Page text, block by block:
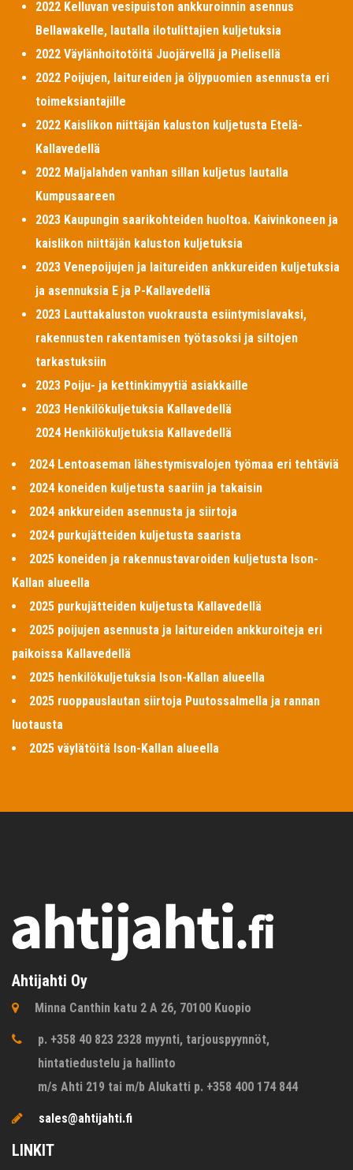
2022 Kelluvan vesipuiston ankkuroinnin asennus
Bellawakelle, lautalla ilotulittajien kuljetuksia
2022 Väylänhoitotöitä Juojärvellä ja Pielisellä
2022 Poijujen, laitureiden ja öljypuomien asennusta eri
toimeksiantajille
2022 Kaislikon niittäjän kaluston kuljetusta Etelä-
Kallavedellä
2022 Maljalahden vanhan sillan kuljetus lautalla
Kumpusaareen
2023 Kaupungin saarikohteiden huoltoa. Kaivinkoneen ja
kaislikon niittäjän kaluston kuljetuksia
2023 Venepoijujen ja laitureiden ankkureiden kuljetuksia
ja asennuksia E ja P-Kallavedellä
2023 Lauttakaluston vuokrausta esiintymislavaksi,
rakennusten rakentamisen työtasoksi ja siltojen
tarkastuksiin
2023 Poiju- ja kettinkimyytiä asiakkaille
2023 Henkilökuljetuksia Kallavedellä
2024 Henkilökuljetuksia Kallavedellä
2024 Lentoaseman lähestymisvalojen työmaa eri tehtäviä
2024 koneiden kuljetusta saariin ja takaisin
2024 ankkureiden asennusta ja siirtoja
2024 purkujätteiden kuljetusta saarista
2025 koneiden ja rakennustavaroiden kuljetusta Ison-
Kallan alueella
2025 purkujätteiden kuljetusta Kallavedellä
2025 poijujen asennusta ja laitureiden ankkuroiteja eri
paikoissa Kallavedellä
2025 henkilökuljetuksia Ison-Kallan alueella
2025 ruoppauslautan siirtoja Puutossalmella ja rannan
luotausta
2025 väylätöitä Ison-Kallan alueella
Ahtijahti Oy
Minna Canthin katu 2 A 26, 70100 Kuopio
p. +358 40 823 2328 myynti, tarjouspyynnöt,
hintatiedustelu ja hallinto
m/s Ahti 219 tai m/b Alukatti p. +358 400 174 844
sales@ahtijahti.fi
LINKIT